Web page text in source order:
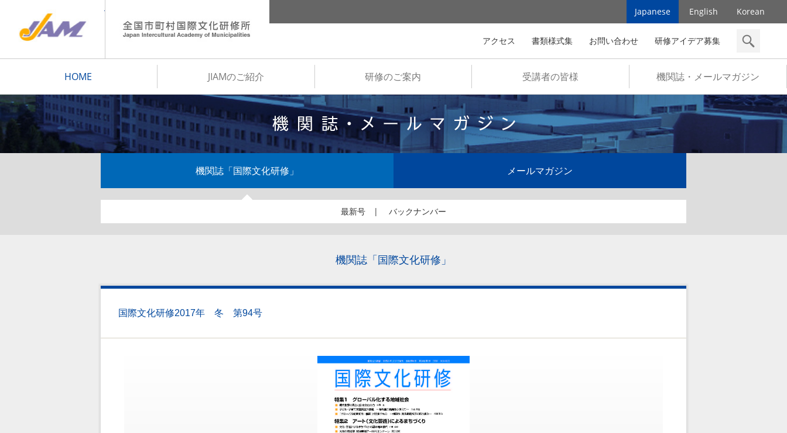
Japanese English Korean
HOME JIAMのご紹介 研修のご案内 受講者の皆様 機関誌・メールマガジン
アクセス 書類様式集 お問い合わせ 研修アイデア募集
機関誌「国際文化研修」 メールマガジン
最新号 バックナンバー
機関誌「国際文化研修」
国際文化研修2017年 冬 第94号